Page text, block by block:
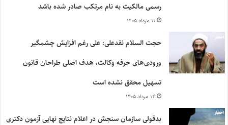
رسمی مالکیت به نام مرتکب صادر شده باشد
۱۱ مرداد ۱۴۰۵
حجت السلام نقدعلی: علی رغم افزایش چشمگیر
ورودی‌های حرفه وکالت، هدف اصلی طراحان قانون
تسهیل محقق نشده است
۱۴ مرداد ۱۴۰۵
بدقولی سازمان سنجش در اعلام نتایج نهایی آزمون دکتری